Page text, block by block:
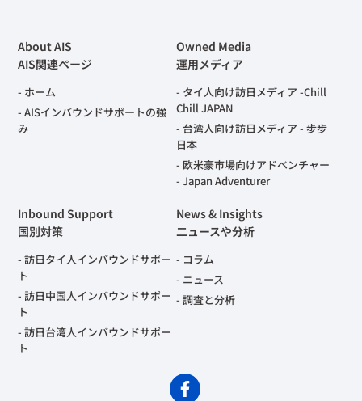
About AIS
AIS関連ページ
ホーム
AISインバウンドサポートの強
み
Owned Media
運用メディア
タイ人向け訪日メディア -Chill
Chill JAPAN
台湾人向け訪日メディア - 步步
日本
欧米豪市場向けアドベンチャー
- Japan Adventurer
Inbound Support
国別対策
訪日タイ人インバウンドサポー
ト
訪日中国人インバウンドサポー
ト
訪日台湾人インバウンドサポー
ト
News & Insights
二ュースや分析
コラム
ニュース
調査と分析